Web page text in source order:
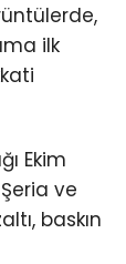
ilk
Ekim
ve
baskın